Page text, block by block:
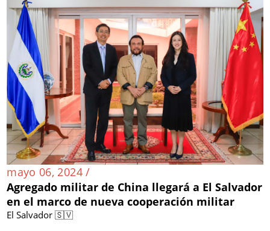
mayo 06, 2024 /
Agregado militar de China llegará a El Salvador
en el marco de nueva cooperación militar
El Salvador 🇸🇻